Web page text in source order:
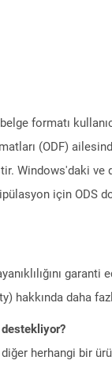
formatı
(ODF)
Windows'daki
için ODS
hakkında daha
destekliyor?
herhangi bir